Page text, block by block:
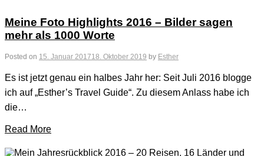
Meine Foto Highlights 2016 – Bilder sagen
mehr als 1000 Worte
Posted on 15. Januar 201718. Oktober 2019 by Esther
Es ist jetzt genau ein halbes Jahr her: Seit Juli 2016 blogge
ich auf „Esther’s Travel Guide“. Zu diesem Anlass habe ich
die…
Read More